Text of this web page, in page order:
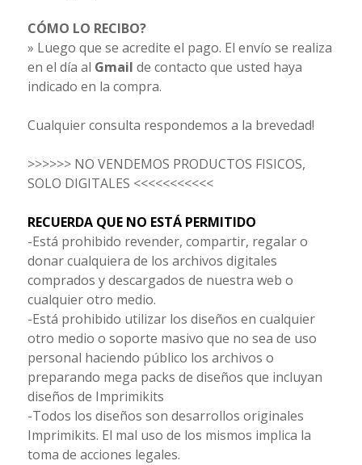
CÓMO LO RECIBO?
» Luego que se acredite el pago. El envío se realiza
en el día al Gmail de contacto que usted haya
indicado en la compra.
Cualquier consulta respondemos a la brevedad!
>>>>>> NO VENDEMOS PRODUCTOS FISICOS,
SOLO DIGITALES <<<<<<<<<<<
RECUERDA QUE NO ESTÁ PERMITIDO
-Está prohibido revender, compartir, regalar o
donar cualquiera de los archivos digitales
comprados y descargados de nuestra web o
cualquier otro medio.
-Está prohibido utilizar los diseños en cualquier
otro medio o soporte masivo que no sea de uso
personal haciendo público los archivos o
preparando mega packs de diseños que incluyan
diseños de Imprimikits
-Todos los diseños son desarrollos originales
Imprimikits. El mal uso de los mismos implica la
toma de acciones legales.